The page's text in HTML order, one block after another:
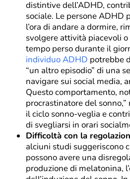
distintive dell’ADHD,
sociale. Le persone ADHD
l’ora di andare a dormire,
svolgere attività piacevoli
tempo perso durante il
individuo ADHD potrebbe
“un altro episodio” di una
navigare sui social media,
Questo comportamento,
procrastinatore del
il ciclo sonno-veglia e
di svegliarsi in orari
Difficoltà con la
alciuni studi suggeriscono
possono avere una
produzione di melatonina,